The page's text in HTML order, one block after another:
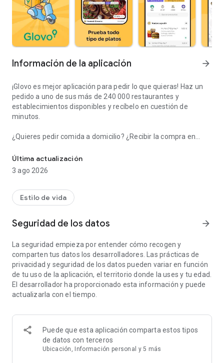
Información de la aplicación arrow_forward
¡Glovo es mejor aplicación para pedir lo que quieras! Haz un
pedido a uno de sus más de 240 000 restaurantes y
establecimientos disponibles y recíbelo en cuestión de
minutos.
¿Quieres pedir comida a domicilio? ¿Recibir la compra en
la aplicación y haz un pedido con Glovo!
Pide comida, la compra y regalos en tu ciudad sin salir de
¿POR QUÉ USAR GLOVO?
★ Más de 80 millones de descargas en todo el mundo.
Marruecos, Italia, Polonia, Croacia, Ucrania, Georgia,
Kazajistán, Kirguistán, Túnez, Kenia, Uganda, Costa de Marfil,
Ghana, Nigeria, Bulgaria, Serbia, Armenia, Eslovenia, Bosnia y
Herzegovina, Montenegro, Moldavia y Andorra.
★ Más de 240 000 restaurantes, supermercados y tiendas
disponibles en todo el mundo.
King, KFC, Pizza Hut, Taco Bell, Telepizza, Starbucks,
Domino's Pizza, Carrefour, PENNY., Eataly, Flying Tiger,
Lafarmacia, Decathlon, MediaMarkt y muchos más.
★ Tu comida favorita a domicilio en minutos: pide
Última actualización
3 ago 2026
Estilo de vida
Seguridad de los datos arrow_forward
La seguridad empieza por entender cómo recogen y
comparten tus datos los desarrolladores. Las prácticas de
privacidad y seguridad de los datos pueden variar en función
de tu uso de la aplicación, el territorio donde la uses y tu edad.
El desarrollador ha proporcionado esta información y puede
actualizarla con el tiempo.
Puede que esta aplicación comparta estos tipos
de datos con terceros
Ubicación, Información personal y 5 más